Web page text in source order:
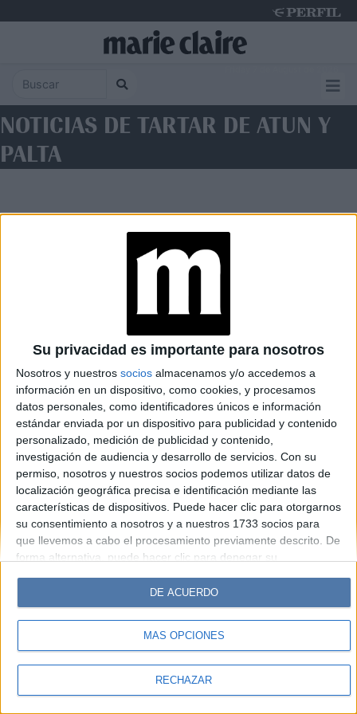
Su privacidad es importante para nosotros
Nosotros y nuestros socios almacenamos y/o accedemos a
información en un dispositivo, como cookies, y procesamos
datos personales, como identificadores únicos e información
estándar enviada por un dispositivo para publicidad y contenido
personalizado, medición de publicidad y contenido,
investigación de audiencia y desarrollo de servicios. Con su
permiso, nosotros y nuestros socios podemos utilizar datos de
localización geográfica precisa e identificación mediante las
características de dispositivos. Puede hacer clic para otorgarnos
su consentimiento a nosotros y a nuestros 1733 socios para
que llevemos a cabo el procesamiento previamente descrito. De
forma alternativa, puede hacer clic para denegar su
cambiar sus preferencias antes de otorgar su consentimiento.
Tenga en cuenta que algún procesamiento de sus datos
personales puede no requerir de su consentimiento, pero usted
tiene el derecho de rechazar tal procesamiento. Sus
sus preferencias o retirar su consentimiento en cualquier
MÁS OPCIONES
RECHAZAR
DE ACUERDO
NOTICIAS DE TARTAR DE ATUN Y
PALTA
Caras Noticias
Hombre
Parabrisas
Look
Luz Mía Lunateen Break BATimes
© Perfil.com 2006-2019 - Todos los derechos reservados
Registro de Propiedad Intelectual: Nro. 5346433